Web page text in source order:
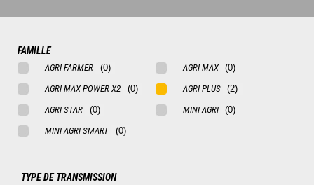
FAMILLE
AGRI FARMER
AGRI MAX
AGRI MAX POWER X2
AGRI PLUS
AGRI STAR
MINI AGRI
MINI AGRI SMART
TYPE DE TRANSMISSION